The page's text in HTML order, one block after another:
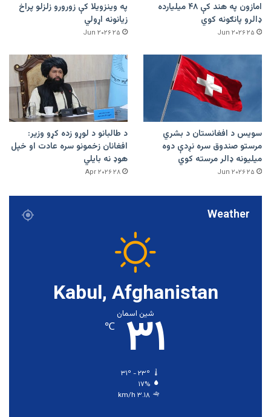
امازون په هند کې ۴۸ میلیارده
ډالرو پانګونه کوي
۲۵ Jun ۲۰۲۶
په وینزویلا کې زورورو زلزلو پراخ
زیانونه اړولي
۲۵ Jun ۲۰۲۶
سویس د افغانستان د بشري
مرستو صندوق سره نږدې دوه
میلیونه ډالر مرسته کوي
۲۵ Jun ۲۰۲۶
د طالبانو د لوړو زده کړو وزیر:
افغانان زخمونو سره عادت او خپل
هوډ نه بایلي
۲۸ Apr ۲۰۲۶
Weather
Kabul, Afghanistan
شین اسمان
۳۱ ℃
۱۷%
۳.۱۸ km/h